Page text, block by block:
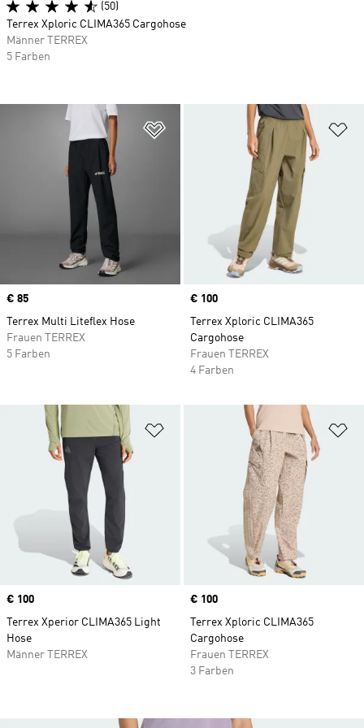
Zur Wunschliste hinzufügen
Price
€ 85
Terrex Multi Liteflex Hose
Frauen TERREX
5 Farben
Price
€ 100
Terrex Xploric CLIMA365
Cargohose
Frauen TERREX
4 Farben
Zur Wunschliste hinzufügen
Price
€ 100
Terrex Xperior CLIMA365 Light
Hose
Männer TERREX
Price
€ 100
Terrex Xploric CLIMA365
Cargohose
Frauen TERREX
3 Farben
(50)
Terrex Xploric CLIMA365 Cargohose
Männer TERREX
5 Farben